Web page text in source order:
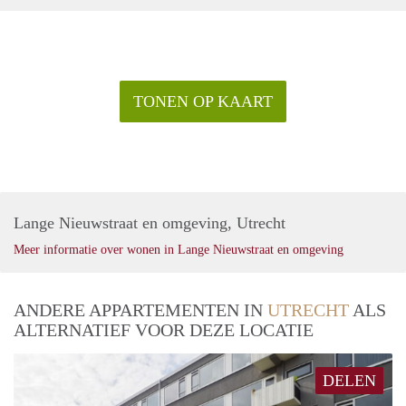
TONEN OP KAART
Lange Nieuwstraat en omgeving, Utrecht
Meer informatie over wonen in Lange Nieuwstraat en omgeving
ANDERE APPARTEMENTEN IN UTRECHT ALS
ALTERNATIEF VOOR DEZE LOCATIE
DELEN